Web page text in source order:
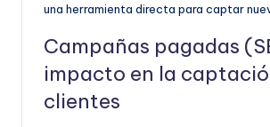
una herramienta directa para captar
Campañas pagadas
impacto en la
clientes